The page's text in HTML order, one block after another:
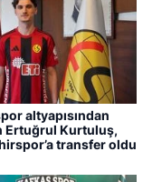
altyapısından
Ertuğrul Kurtuluş,
transfer oldu